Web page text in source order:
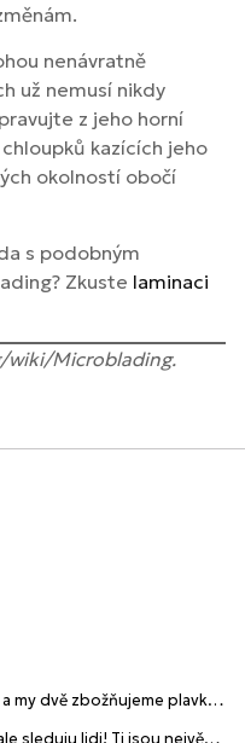
nenávratně
už nemusí nikdy
z jeho horní
kazících jeho
okolností obočí
s podobným
Zkuste laminaci
wiki/Microblading.
my dvě zbožňujeme plavky“